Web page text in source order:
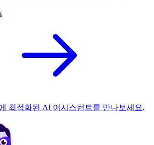
최적화된 AI 어시스턴트를 만나보세요.